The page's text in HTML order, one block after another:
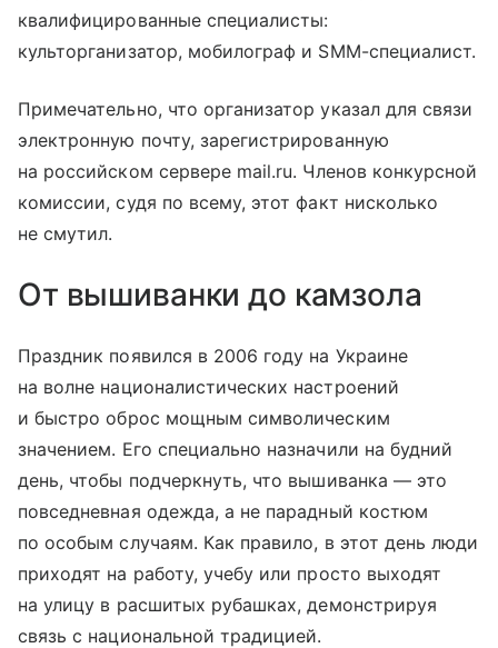
квалифицированные специалисты:
культорганизатор, мобилограф и SMM-специалист.
Примечательно, что организатор указал для связи
электронную почту, зарегистрированную
на российском сервере mail.ru. Членов конкурсной
комиссии, судя по всему, этот факт нисколько
не смутил.
От вышиванки до камзола
Праздник появился в 2006 году на Украине
на волне националистических настроений
и быстро оброс мощным символическим
значением. Его специально назначили на будний
день, чтобы подчеркнуть, что вышиванка — это
повседневная одежда, а не парадный костюм
по особым случаям. Как правило, в этот день люди
приходят на работу, учебу или просто выходят
на улицу в расшитых рубашках, демонстрируя
связь с национальной традицией.